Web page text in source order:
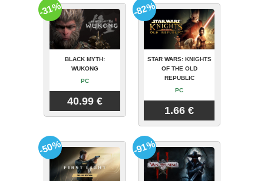
BLACK MYTH:
WUKONG
PC
40.99 €
-31%
STAR WARS: KNIGHTS
OF THE OLD
REPUBLIC
PC
1.66 €
-82%
-50% -91%